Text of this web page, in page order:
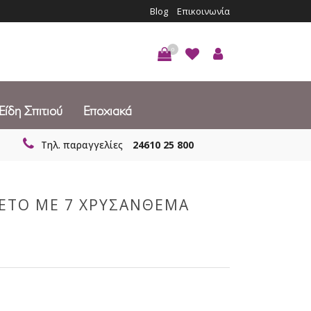
Blog Επικοινωνία
0
Είδη Σπιτιού Εποχιακά
Τηλ. παραγγελίες 24610 25 800
ΜΕ 7 ΧΡΥΣΑΝΘΕΜΑ